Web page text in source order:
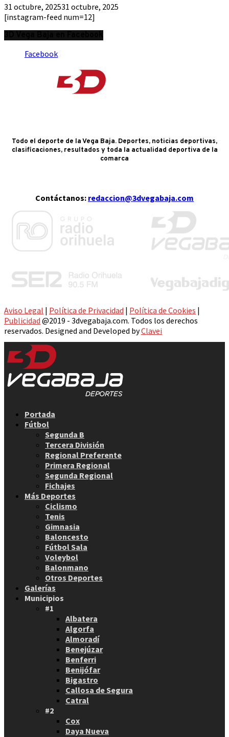
31 octubre, 202531 octubre, 2025
[instagram-feed num=12]
Facebook
Todo el deporte de la Vega Baja. Deportes, noticias deportivas,
clasificaciones, resultados y toda la actualidad deportiva de la
comarca
Contáctanos: redaccion@3dvegabaja.com
Aviso Legal | Política de Privacidad | Política de Cookies |
Publicidad @2019 - 3dvegabaja.com. Todos los derechos
reservados. Designed and Developed byClavei
Portada
Fútbol
Segunda B
Tercera División
Regional Preferente
Primera Regional
Segunda Regional
Fichajes
Más Deportes
Ciclismo
Tenis
Gimnasia
Baloncesto
Fútbol Sala
Voleybol
Balonmano
Otros Deportes
Galerías
Municipios
#1
Albatera
Algorfa
Almoradí
Benejúzar
Benferri
Benijófar
Bigastro
Callosa de Segura
Catral
#2
Cox
Daya Nueva